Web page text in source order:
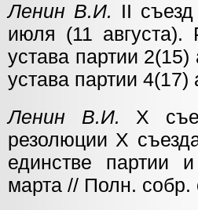
Ленин В.И. II
июля (11
устава партии
устава партии 4(17)
Ленин В.И. X
резолюции X
единстве партии
марта // Полн. собр.